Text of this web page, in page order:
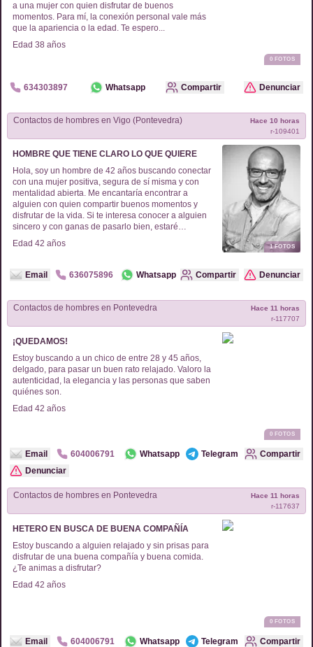
a una mujer con quien disfrutar de buenos
momentos. Para mí, la conexión personal vale más
que la apariencia o la edad. Te espero...
Edad 38 años
0 FOTOS
634303897 Whatsapp Compartir Denunciar
Contactos de hombres en Vigo (Pontevedra)
r-109401
Hace 10 horas
HOMBRE QUE TIENE CLARO LO QUE QUIERE
Hola, soy un hombre de 42 años buscando conectar
con una mujer positiva, segura de sí misma y con
mentalidad abierta. Me encantaría encontrar a
alguien con quien compartir buenos momentos y
disfrutar de la vida. Si te interesa conocer a alguien
sincero y con ganas de pasarlo bien, estaré
encantado de saber más de ti.
Edad 42 años 1FOTOS
Email 636075896 Whatsapp Compartir Denunciar
Contactos de hombres en Pontevedra
r-117707
Hace 11 horas
¡QUEDAMOS!
Estoy buscando a un chico de entre 28 y 45 años,
delgado, para pasar un buen rato relajado. Valoro la
autenticidad, la elegancia y las personas que saben
quiénes son.
Edad 42 años
0 FOTOS
Email 604006791 Whatsapp Telegram
Compartir
Denunciar
Contactos de hombres en Pontevedra
r-117637
Hace 11 horas
HETERO EN BUSCA DE BUENA COMPAÑÍA
Estoy buscando a alguien relajado y sin prisas para
disfrutar de una buena compañía y buena comida.
¿Te animas a disfrutar?
Edad 42 años
0 FOTOS
Email 604006791 Whatsapp Telegram
Compartir